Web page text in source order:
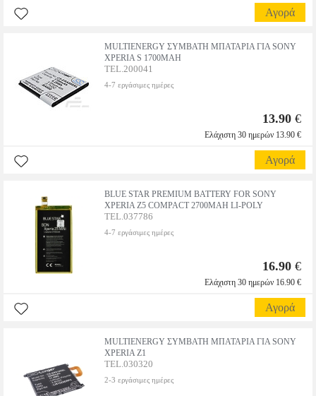
Αγορά
MULTIENERGY ΣΥΜΒΑΤΗ ΜΠΑΤΑΡΙΑ ΓΙΑ SONY
XPERIA S 1700MAH
TEL.200041
4-7 εργάσιμες ημέρες
13.90 €
Ελάχιστη 30 ημερών 13.90 €
Αγορά
BLUE STAR PREMIUM BATTERY FOR SONY
XPERIA Z5 COMPACT 2700MAH LI-POLY
TEL.037786
4-7 εργάσιμες ημέρες
16.90 €
Ελάχιστη 30 ημερών 16.90 €
Αγορά
MULTIENERGY ΣΥΜΒΑΤΗ ΜΠΑΤΑΡΙΑ ΓΙΑ SONY
XPERIA Z1
TEL.030320
2-3 εργάσιμες ημέρες